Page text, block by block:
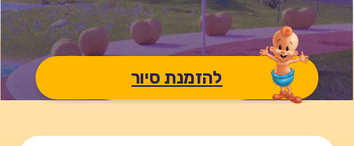
להזמנת סיור